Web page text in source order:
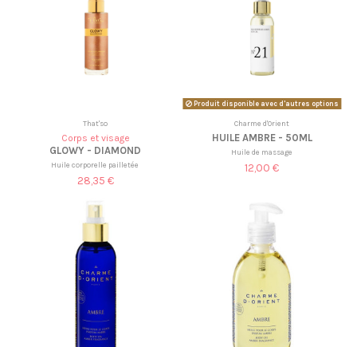
That'so
Corps et visage
GLOWY - DIAMOND
Huile corporelle pailletée
28,35 €
Produit disponible avec d'autres options
Charme d'Orient
HUILE AMBRE - 50ML
Huile de massage
12,00 €